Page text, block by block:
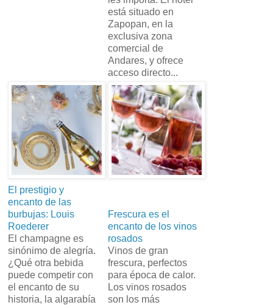
está situado en
Zapopan, en la
exclusiva zona
comercial de
Andares, y ofrece
acceso directo...
El prestigio y
encanto de las
burbujas: Louis
Roederer
El champagne es
sinónimo de alegría.
¿Qué otra bebida
puede competir con
el encanto de su
historia, la algarabía
Frescura es el
encanto de los vinos
rosados
Vinos de gran
frescura, perfectos
para época de calor.
Los vinos rosados
son los más